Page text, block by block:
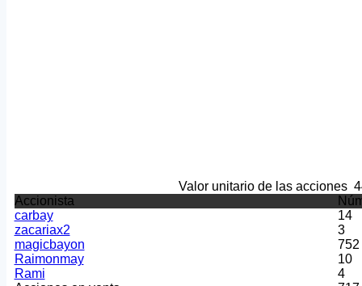
Valor unitario de las acciones
Accionista
carbay
14
zacariax2
3
magicbayon
752
Raimonmay
10
Rami
4